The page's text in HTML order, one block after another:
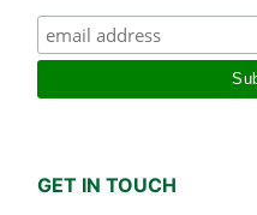
GET IN TOUCH